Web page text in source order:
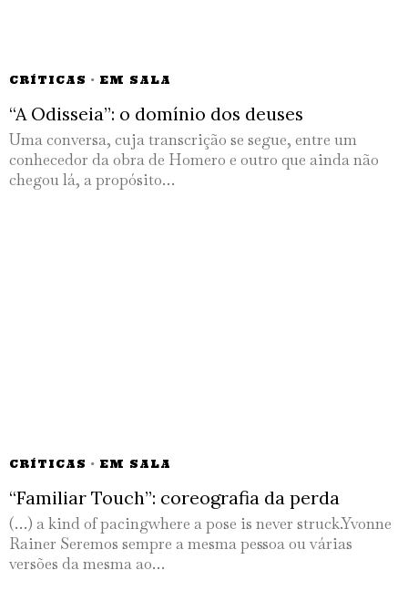
CRÍTICAS · EM SALA
“A Odisseia”: o domínio dos deuses
Uma conversa, cuja transcrição se segue, entre um
conhecedor da obra de Homero e outro que ainda não
chegou lá, a propósito…
CRÍTICAS · EM SALA
“Familiar Touch”: coreografia da perda
(…) a kind of pacingwhere a pose is never struck.Yvonne
Rainer Seremos sempre a mesma pessoa ou várias
versões da mesma ao…